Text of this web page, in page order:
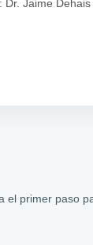
Dr. Jaime Dehais
el primer paso